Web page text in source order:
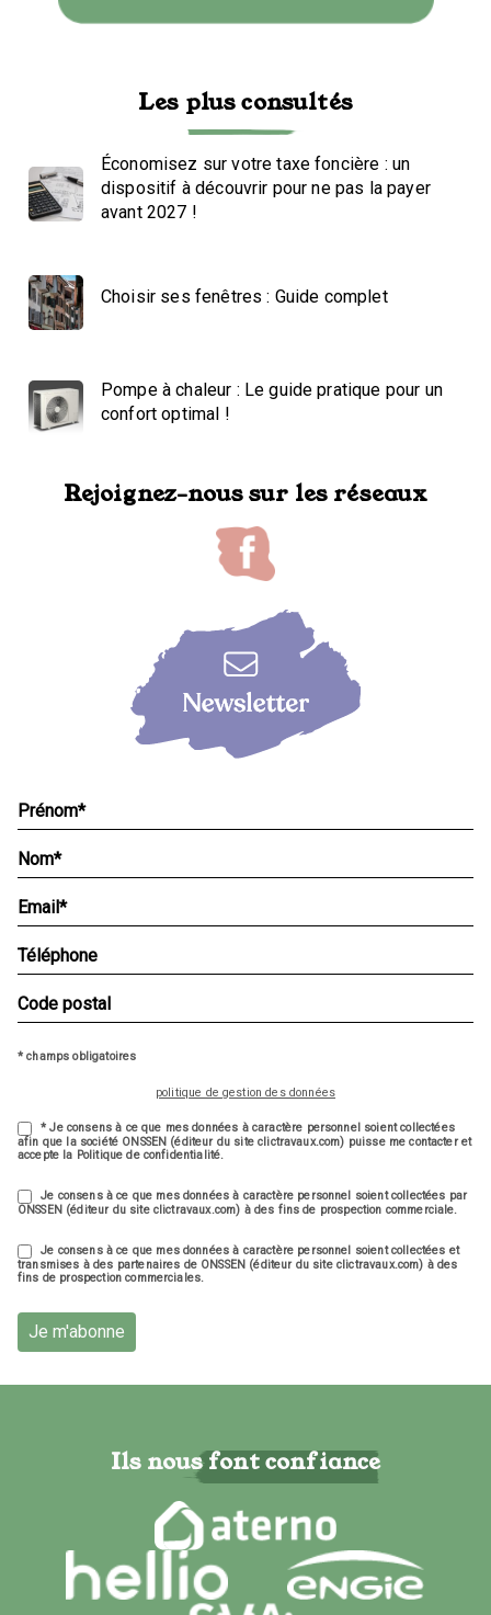
Les plus consultés
Économisez sur votre taxe foncière : un
dispositif à découvrir pour ne pas la payer
avant 2027 !
Choisir ses fenêtres : Guide complet
Pompe à chaleur : Le guide pratique pour un
confort optimal !
Rejoignez-nous sur les réseaux
* champs obligatoires
politique de gestion des données
* Je consens à ce que mes données à caractère personnel soient collectées
afin que la société ONSSEN (éditeur du site clictravaux.com) puisse me contacter et
accepte la Politique de confidentialité.
Je consens à ce que mes données à caractère personnel soient collectées par
ONSSEN (éditeur du site clictravaux.com) à des fins de prospection commerciale.
Je consens à ce que mes données à caractère personnel soient collectées et
transmises à des partenaires de ONSSEN (éditeur du site clictravaux.com) à des
fins de prospection commerciales.
Je m'abonne
Ils nous font confiance